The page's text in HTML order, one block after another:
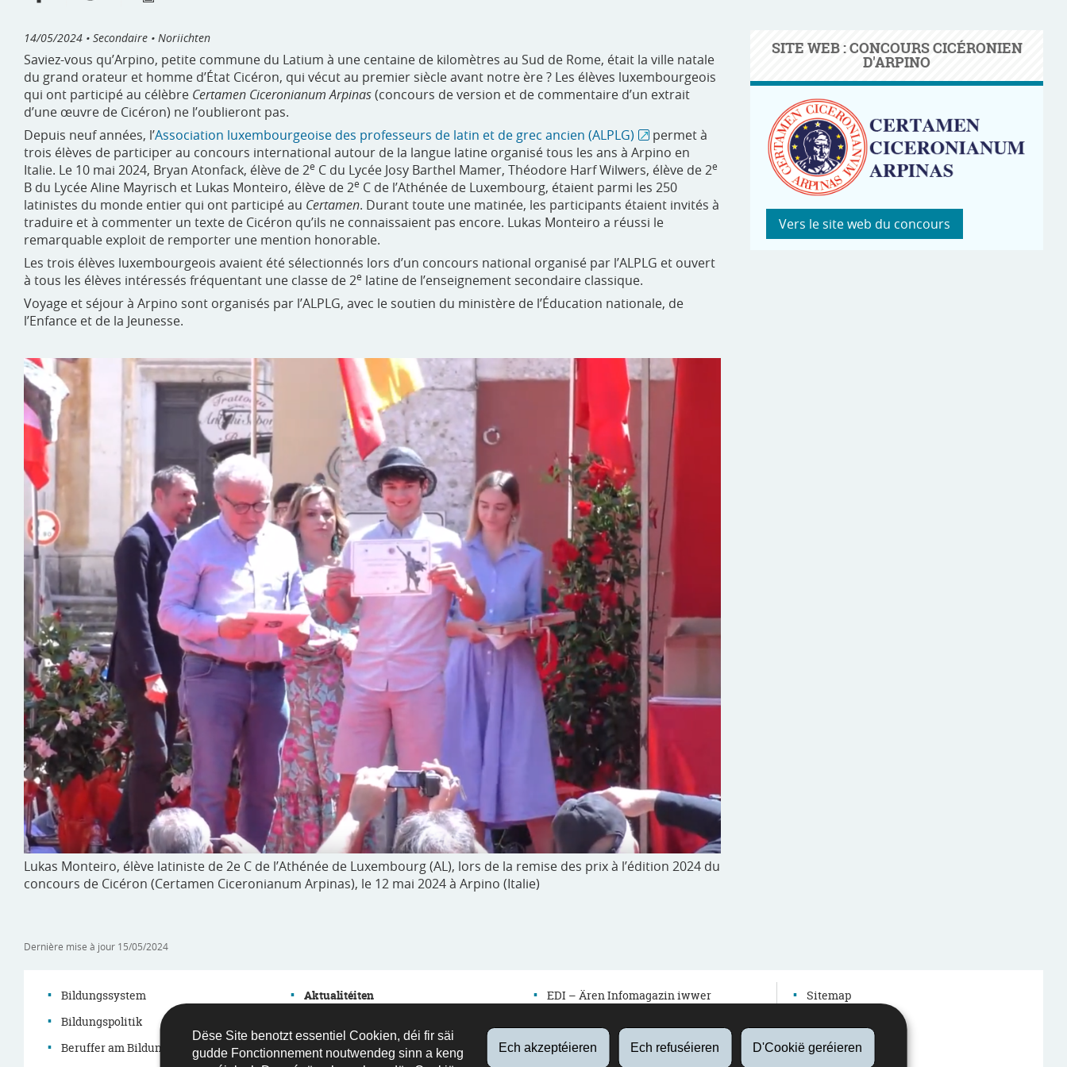
Dëse Site benotzt essentiel Cookien, déi fir säi
gudde Fonctionnement noutwendeg sinn a keng
Ech akzeptéieren Ech refuséieren D'Cookië geréieren
14/05/2024 • Secondaire • Noriichten
Saviez-vous qu’Arpino, petite commune du Latium à une centaine de kilomètres au Sud de Rome, était la ville natale
du grand orateur et homme d’État Cicéron, qui vécut au premier siècle avant notre ère ? Les élèves luxembourgeois
qui ont participé au célèbre Certamen Ciceronianum Arpinas(concours de version et de commentaire d’un extrait
d’une œuvre de Cicéron) ne l’oublieront pas.
Depuis neuf années, l’Association luxembourgeoise des professeurs de latin et de grec ancien (ALPLG)
permet à
trois élèves de participer au concours international autour de la langue latine organisé tous les ans à Arpino en
Italie. Le 10 mai 2024, Bryan Atonfack, élève de 2e C du Lycée Josy Barthel Mamer, Théodore Harf Wilwers, élève de 2e
B du Lycée Aline Mayrisch et Lukas Monteiro, élève de 2e C de l’Athénée de Luxembourg, étaient parmi les 250
latinistes du monde entier qui ont participé au Certamen. Durant toute une matinée, les participants étaient invités à
traduire et à commenter un texte de Cicéron qu’ils ne connaissaient pas encore. Lukas Monteiro a réussi le
remarquable exploit de remporter une mention honorable.
Les trois élèves luxembourgeois avaient été sélectionnés lors d’un concours national organisé par l’ALPLG et ouvert
à tous les élèves intéressés fréquentant une classe de 2e latine de l’enseignement secondaire classique.
Voyage et séjour à Arpino sont organisés par l’ALPLG, avec le soutien du ministère de l’Éducation nationale, de
l’Enfance et de la Jeunesse.
Lukas Monteiro, élève latiniste de 2e C de l’Athénée de Luxembourg (AL), lors de la remise des prix à l’édition 2024 du
concours de Cicéron (Certamen Ciceronianum Arpinas), le 12 mai 2024 à Arpino (Italie)
SITE WEB : CONCOURS CICÉRONIEN
D'ARPINO
Vers le site web du concours
Dernière mise à jour 15/05/2024
Menu
Bildungssystem
Bildungspolitik
Beruffer am Bildungssystem
Aktualitéiten
Grouss Dossieren
EDI – Ären Infomagazin iwwer
edutalk – Äre Bildungspodcast
Sitemap
Accessibilitéit